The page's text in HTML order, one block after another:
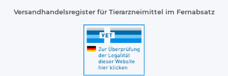
Versandhandelsregister für Tierarzneimittel im Fernabsatz